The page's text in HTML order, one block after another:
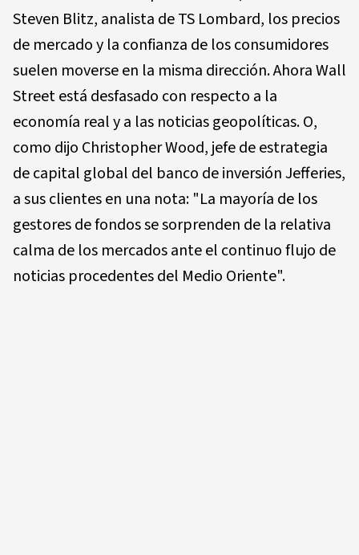
Steven Blitz, analista de TS Lombard, los precios
de mercado y la confianza de los consumidores
suelen moverse en la misma dirección. Ahora Wall
Street está desfasado con respecto a la
economía real y a las noticias geopolíticas. O,
como dijo Christopher Wood, jefe de estrategia
de capital global del banco de inversión Jefferies,
a sus clientes en una nota: "La mayoría de los
gestores de fondos se sorprenden de la relativa
calma de los mercados ante el continuo flujo de
noticias procedentes del Medio Oriente".